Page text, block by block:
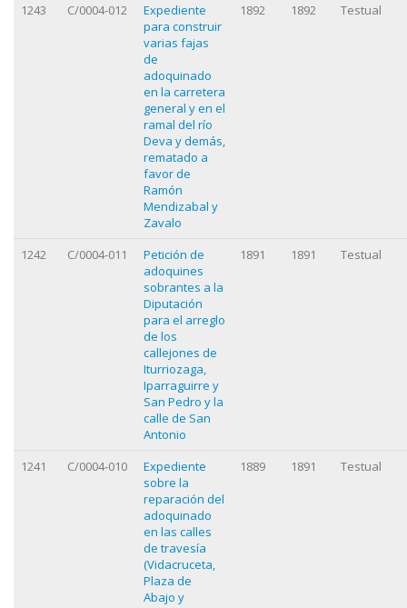
1243 C/0004-012
Expediente
para construir
varias fajas
de
adoquinado
en la carretera
general y en el
ramal del río
Deva y demás,
rematado a
favor de
Ramón
Mendizabal y
Zavalo
1892 1892 Testual
1242 C/0004-011
Petición de
adoquines
sobrantes a la
Diputación
para el arreglo
de los
callejones de
Iturriozaga,
Iparraguirre y
San Pedro y la
calle de San
Antonio
1891 1891 Testual
1241 C/0004-010
Expediente
sobre la
reparación del
adoquinado
en las calles
de travesía
(Vidacruceta,
Plaza de
Abajo y
1889 1891 Testual